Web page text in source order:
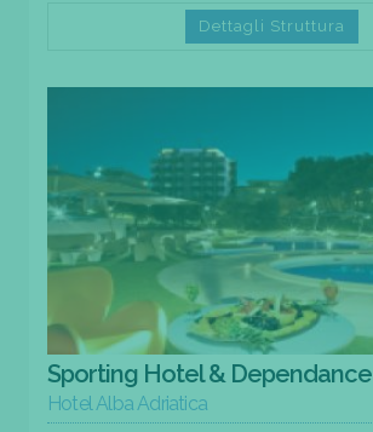
Dettagli Struttura
Sporting Hotel & Dependance
Hotel Alba Adriatica